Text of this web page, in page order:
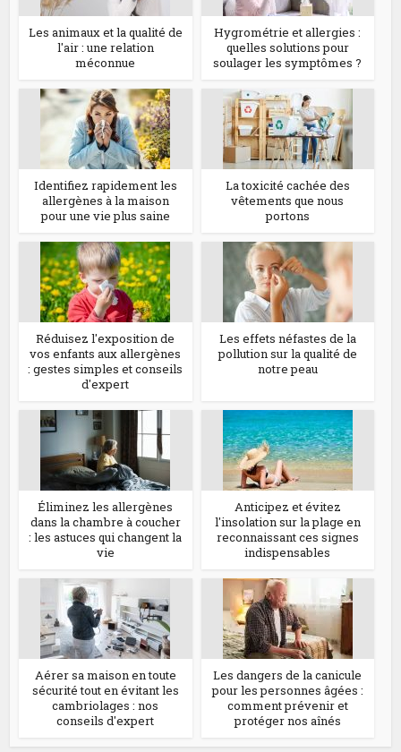
Les animaux et la qualité de
l'air : une relation
méconnue
Hygrométrie et allergies :
quelles solutions pour
soulager les symptômes ?
Identifiez rapidement les
allergènes à la maison
pour une vie plus saine
La toxicité cachée des
vêtements que nous
portons
Réduisez l'exposition de
vos enfants aux allergènes
: gestes simples et conseils
d'expert
Les effets néfastes de la
pollution sur la qualité de
notre peau
Éliminez les allergènes
dans la chambre à coucher
: les astuces qui changent la
vie
Anticipez et évitez
l'insolation sur la plage en
reconnaissant ces signes
indispensables
Aérer sa maison en toute
sécurité tout en évitant les
cambriolages : nos
conseils d'expert
Les dangers de la canicule
pour les personnes âgées :
comment prévenir et
protéger nos aînés